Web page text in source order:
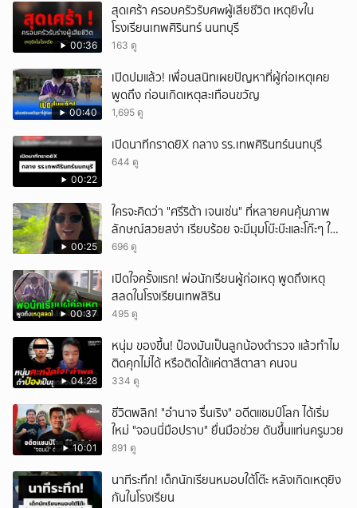
00:36
สุดเศร้า ครอบครัวรับศwผู้เสียชีวิต เหตุยิvใน
โรงเรียนเทพศิรินทร์ นนทบุรี
163 ดู
00:40
เปิดปมแล้ว! เพื่อนสนิทเผยปัญหาที่ผู้ก่อเหตุเคย
พูดถึง ก่อนเกิดเหตุสะเทือนขวัญ
1,695 ดู
00:22
เปิดนาทีกราดยิX กลาง รร.เทพศิรินทร์นนทบุรี
644 ดู
00:25
ใครจะคิดว่า "ศรีริต้า เจนเซ่น" ที่หลายคนคุ้นภาพ
ลักษณ์สวยสง่า เรียบร้อย จะมีมุมโบ๊ะบ๊ะและโก๊ะๆ ให้
ได้อมยิ้มเหมือนกัน งานนี้ทำเอาแฟนๆ ทั้งเอ็นดูทั้ง
696 ดู
00:37
เปิดใจครั้งแรก! พ่อนักเรียนผู้ก่อเหตุ พูดถึงเหตุ
สลดในโรงเรียนเทพสิริน
495 ดู
04:28
หนุ่ม ของขึ้น! ป๋องมันเป็นลูกน้องตำรวจ แล้วทำไม
ติดคุกไม่ได้ หรือติดได้แค่ตาสีตาสา คนจน
334 ดู
10:01
ชีวิตพลิก! "อำนาจ รื่นเริง" อดีตแชมป์โลก ได้เริ่ม
ใหม่ "จอนนี่มือปราบ" ยื่นมือช่วย ดันขึ้นแท่นครูมวย
891 ดู
นาทีระทึก! เด็กนักเรียนหมอบใต้โต๊ะ หลังเกิดเหตุยิง
กันในโรงเรียน